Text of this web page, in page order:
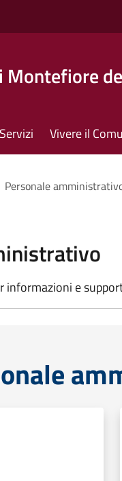
Montefiore
Servizi Vivere il
Personale
informazioni e